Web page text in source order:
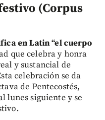
(Corpus
en Latin “el cuerpo
que celebra y honra
y sustancial de
celebración se da
de Pentecostés,
lunes siguiente y se